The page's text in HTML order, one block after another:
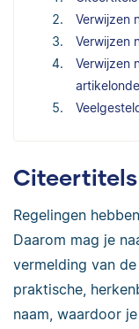
Verwijzen
Verwijzen
Verwijzen
Citeertitels
Regelingen
Daarom mag je
vermelding van
praktische,
naam, waardoor